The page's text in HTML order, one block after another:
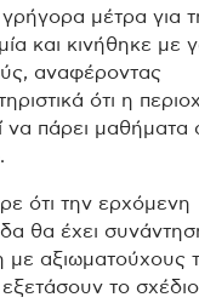
μέτρα για
και κινήθηκε με
αναφέροντας
ότι η
να πάρει μαθήματα
ότι την ερχόμενη
θα έχει
με αξιωματούχους
το σχέδιο